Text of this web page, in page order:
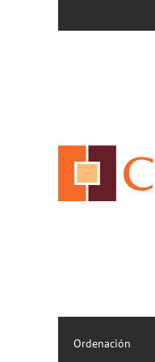
Ordenación